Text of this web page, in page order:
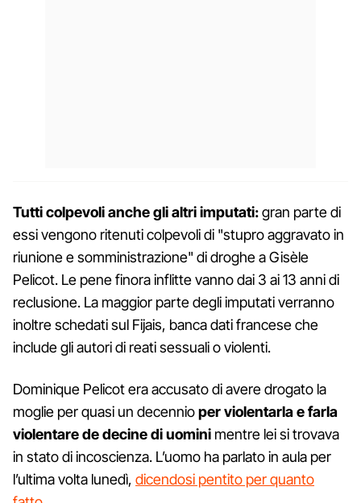
Tutti colpevoli anche gli altri imputati:gran parte di
essi vengono ritenuti colpevoli di "stupro aggravato in
riunione e somministrazione" di droghe a Gisèle
Pelicot. Le pene finora inflitte vanno dai 3 ai 13 anni di
reclusione. La maggior parte degli imputati verranno
inoltre schedati sul Fijais, banca dati francese che
include gli autori di reati sessuali o violenti.
Dominique Pelicot era accusato di avere drogato la
moglie per quasi un decennioper violentarla e farla
violentare de decine di uomini mentre lei si trovava
in stato di incoscienza. L’uomo ha parlato in aula per
l’ultima volta lunedì, dicendosi pentito per quanto